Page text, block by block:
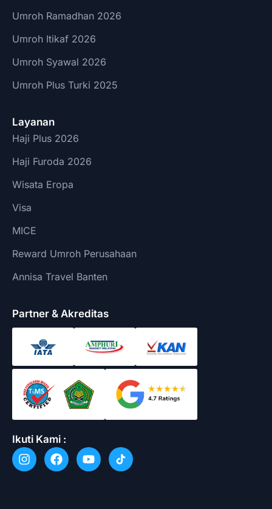
Umroh Ramadhan 2026
Umroh Itikaf 2026
Umroh Syawal 2026
Umroh Plus Turki 2025
Layanan
Haji Plus 2026
Haji Furoda 2026
Wisata Eropa
Visa
MICE
Reward Umroh Perusahaan
Annisa Travel Banten
Partner & Akreditas
Ikuti Kami :